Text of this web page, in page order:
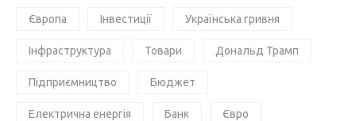
Європа Інвестиції Українська гривня
Інфраструктура Товари Дональд Трамп
Підприємництво Бюджет
Електрична енергія Банк Євро